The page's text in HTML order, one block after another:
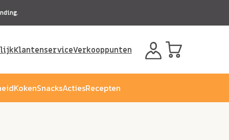
KlantenserviceVerkooppunten
KokenSnacksActiesRecepten